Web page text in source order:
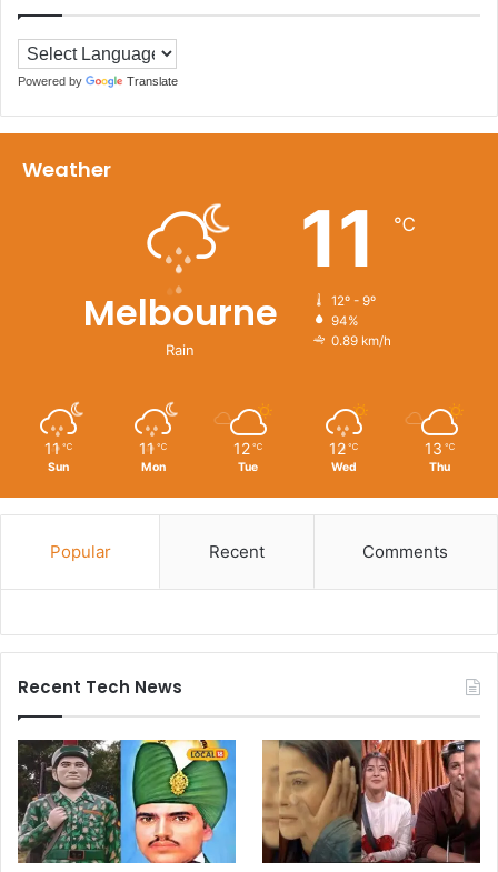
Powered by Translate
Weather
Melbourne
Rain
11 ℃
12º - 9º
94%
0.89 km/h
11 ℃
Sun
11 ℃
Mon
12 ℃
Tue
12 ℃
Wed
13 ℃
Thu
Popular Recent Comments
Recent Tech News